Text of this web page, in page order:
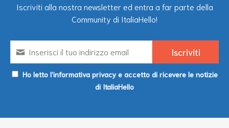
Iscriviti alla nostra newsletter ed entra a far parte della
Community di ItaliaHello!
Ho letto l’informativa privacy e accetto di ricevere le notizie
di ItaliaHello